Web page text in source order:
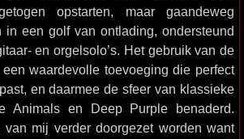
opstarten, maar gaandeweg
in een golf van ontlading, ondersteund
en orgelsolo’s. Het gebruik van de
waardevolle toevoeging die perfect
en daarmee de sfeer van klassieke
Animals en Deep Purple benaderd.
van mij verder doorgezet worden want